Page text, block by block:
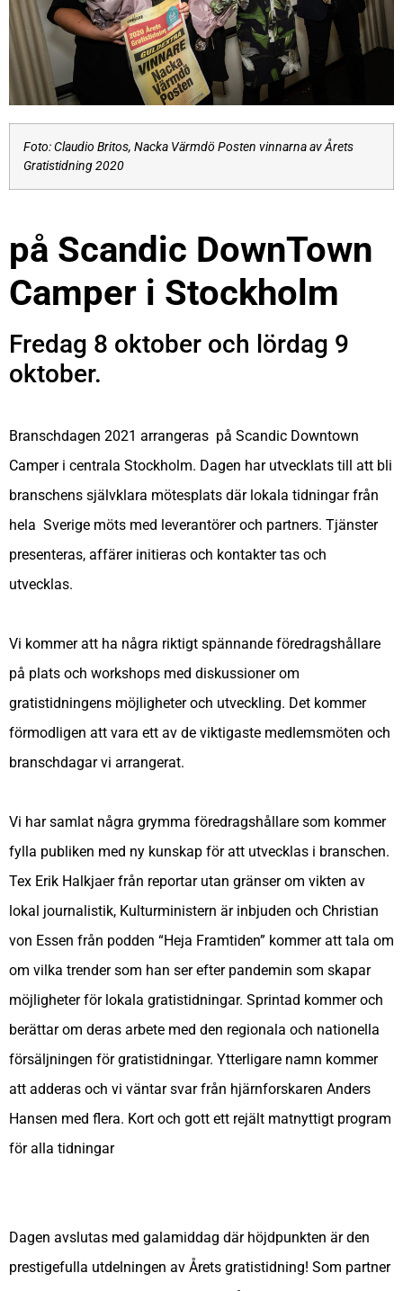
Foto: Claudio Britos, Nacka Värmdö Posten vinnarna av Årets
Gratistidning 2020
på Scandic DownTown
Camper i Stockholm
Fredag 8 oktober och lördag 9
oktober.
Branschdagen 2021 arrangeras på Scandic Downtown
Camper i centrala Stockholm. Dagen har utvecklats till att bli
branschens självklara mötesplats där lokala tidningar från
hela Sverige möts med leverantörer och partners. Tjänster
presenteras, affärer initieras och kontakter tas och
utvecklas.
Vi kommer att ha några riktigt spännande föredragshållare
på plats och workshops med diskussioner om
gratistidningens möjligheter och utveckling. Det kommer
förmodligen att vara ett av de viktigaste medlemsmöten och
branschdagar vi arrangerat.
Vi har samlat några grymma föredragshållare som kommer
fylla publiken med ny kunskap för att utvecklas i branschen.
Tex Erik Halkjaer från reportar utan gränser om vikten av
lokal journalistik, Kulturministern är inbjuden och Christian
von Essen från podden “Heja Framtiden” kommer att tala om
om vilka trender som han ser efter pandemin som skapar
möjligheter för lokala gratistidningar. Sprintad kommer och
berättar om deras arbete med den regionala och nationella
försäljningen för gratistidningar. Ytterligare namn kommer
att adderas och vi väntar svar från hjärnforskaren Anders
Hansen med flera. Kort och gott ett rejält matnyttigt program
för alla tidningar
Dagen avslutas med galamiddag där höjdpunkten är den
prestigefulla utdelningen av Årets gratistidning! Som partner